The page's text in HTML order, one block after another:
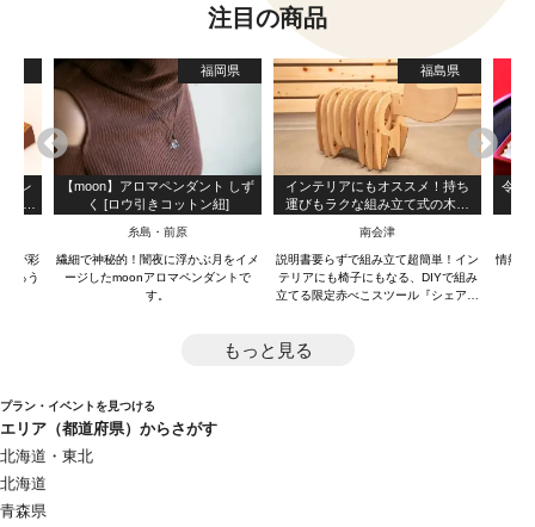
注目の商品
トレ
桜が彩
ろう
福岡県
【moon】アロマペンダント しず
く [ロウ引きコットン紐]
糸島・前原
繊細で神秘的！闇夜に浮かぶ月をイメ
ージしたmoonアロマペンダントで
す。
福島県
インテリアにもオススメ！持ち
運びもラクな組み立て式の木製
南会津
説明書要らずで組み立て超簡単！イン
テリアにも椅子にもなる、DIYで組み
立てる限定赤べこスツール『シェアベ
令和
情熱を
もっと見る
プラン・イベントを見つける
エリア（都道府県）からさがす
北海道・東北
北海道
青森県